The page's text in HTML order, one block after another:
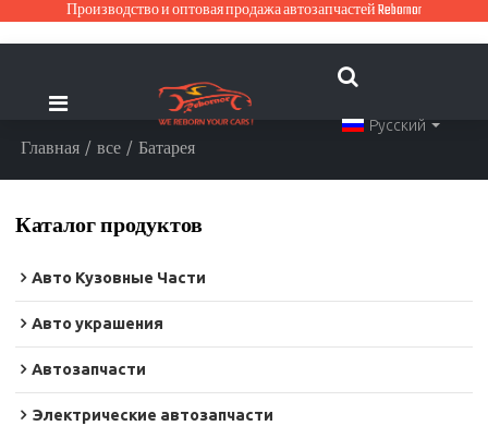
Производство и оптовая продажа автозапчастей Rebornor
Русский
Главная / все / Батарея
Каталог продуктов
Авто Кузовные Части
Авто украшения
Автозапчасти
Электрические автозапчасти